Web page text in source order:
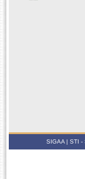
SIGAA | STI